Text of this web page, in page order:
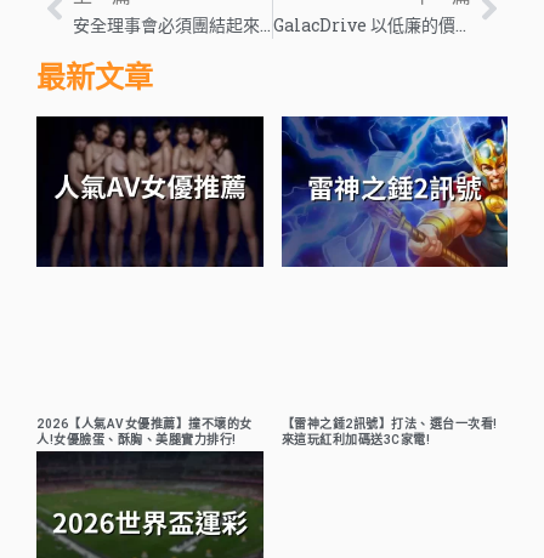
GalacDrive 以低廉的價格提供星際刺激
最新文章
2026【人氣AV女優推薦】撞不壞的女
人!女優臉蛋、酥胸、美腿實力排行!
【雷神之錘2訊號】打法、選台一次看!
來這玩紅利加碼送3C家電!